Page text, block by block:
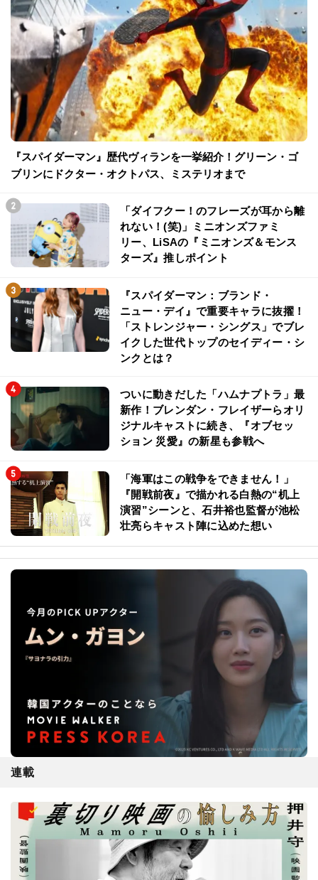
『スパイダーマン』歴代ヴィランを一挙紹介！グリーン・ゴ
ブリンにドクター・オクトパス、ミステリオまで
「ダイフクー！のフレーズが耳から離
れない！(笑)」ミニオンズファミ
リー、LiSAの『ミニオンズ＆モンス
ターズ』推しポイント
『スパイダーマン：ブランド・
ニュー・デイ』で重要キャラに抜擢！
「ストレンジャー・シングス」でブレ
イクした世代トップのセイディー・シ
ンクとは？
ついに動きだした「ハムナプトラ」最
新作！ブレンダン・フレイザーらオリ
ジナルキャストに続き、『オブセッ
ション 災愛』の新星も参戦へ
「海軍はこの戦争をできません！」
『開戦前夜』で描かれる白熱の“机上
演習”シーンと、石井裕也監督が池松
壮亮らキャスト陣に込めた想い
連載